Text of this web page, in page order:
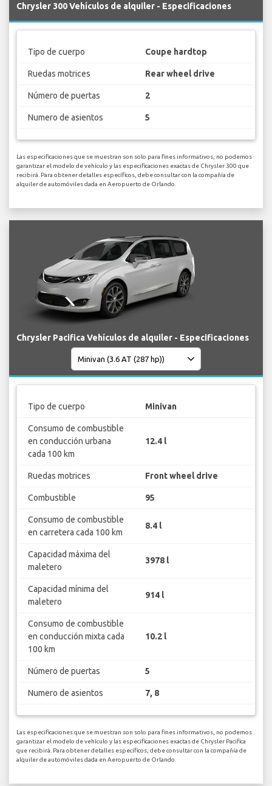
Chrysler 300 Vehículos de alquiler - Especificaciones
Tipo de cuerpo Coupe hardtop
Ruedas motrices Rear wheel drive
Número de puertas 2
Numero de asientos 5
Las especificaciones que se muestran son solo para fines informativos, no podemos
garantizar el modelo de vehículo y las especificaciones exactas de Chrysler 300 que
recibirá. Para obtener detalles específicos, debe consultar con la compañía de
alquiler de automóviles dada en Aeropuerto de Orlando.
Chrysler Pacifica Vehículos de alquiler - Especificaciones
Tipo de cuerpo Minivan
Consumo de combustible
en conducción urbana
cada 100 km
12.4 l
Ruedas motrices Front wheel drive
Combustible 95
Consumo de combustible
en carretera cada 100 km
8.4 l
Capacidad máxima del
maletero
3978 l
Capacidad mínima del
maletero
914 l
Consumo de combustible
en conducción mixta cada
100 km
10.2 l
Número de puertas 5
Numero de asientos 7, 8
Las especificaciones que se muestran son solo para fines informativos, no podemos
garantizar el modelo de vehículo y las especificaciones exactas de Chrysler Pacifica
que recibirá. Para obtener detalles específicos, debe consultar con la compañía de
alquiler de automóviles dada en Aeropuerto de Orlando.